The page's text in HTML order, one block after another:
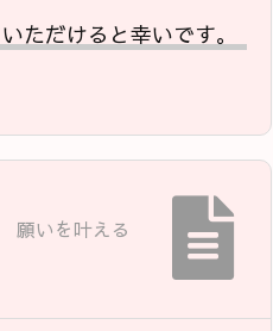
ただけると幸いです。
願いを叶える